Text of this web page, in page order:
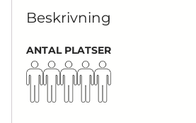
Beskrivning
ANTAL PLATSER